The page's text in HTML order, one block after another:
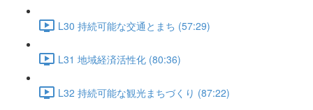
L30 持続可能な交通とまち (57:29)
L31 地域経済活性化 (80:36)
L32 持続可能な観光まちづくり (87:22)